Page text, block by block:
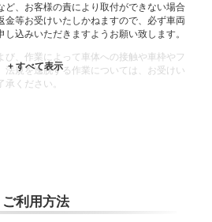
、お客様の責により取付ができない場合
金等お受けいたしかねますので、必ず車両
込みいただきますようお願い致します。
、作業によって車体への接触や車枠やフ
法規を逸脱する作業については、お受けい
ください。
ご利用方法